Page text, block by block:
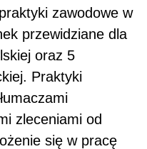
zawodowe w
przewidziane dla
oraz 5
Praktyki
zleceniami od
się w pracę